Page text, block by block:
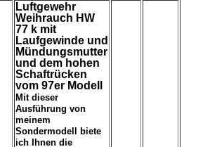
Luftgewehr
Weihrauch HW
77 k mit
Laufgewinde und
Mündungsmutter
und dem hohen
Schaftrücken
vom 97er Modell
Mit dieser
Ausführung von
meinem
Sondermodell biete
ich Ihnen die